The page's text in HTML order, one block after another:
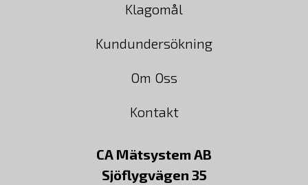
Klagomål
Kundundersökning
Om Oss
Kontakt
CA Mätsystem AB
Sjöflygvägen 35